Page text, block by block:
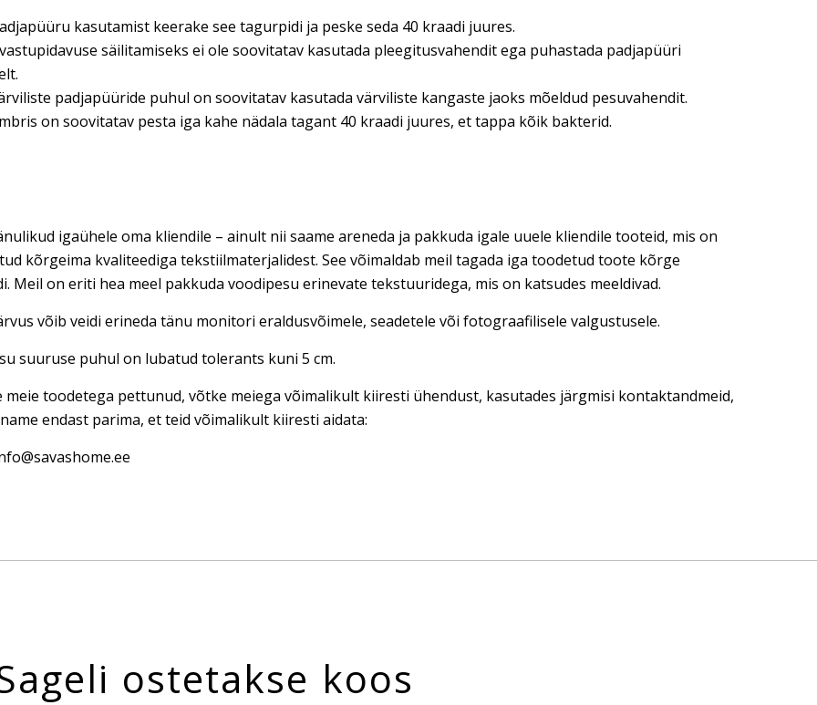
kasutamist keerake see tagurpidi ja peske seda 40 kraadi juures.
säilitamiseks ei ole soovitatav kasutada pleegitusvahendit ega puhastada padjapüüri
padjapüüride puhul on soovitatav kasutada värviliste kangaste jaoks mõeldud pesuvahendit.
on soovitatav pesta iga kahe nädala tagant 40 kraadi juures, et tappa kõik bakterid.
igaühele oma kliendile – ainult nii saame areneda ja pakkuda igale uuele kliendile tooteid, mis on
kõrgeima kvaliteediga tekstiilmaterjalidest. See võimaldab meil tagada iga toodetud toote kõrge
Meil on eriti hea meel pakkuda voodipesu erinevate tekstuuridega, mis on katsudes meeldivad.
võib veidi erineda tänu monitori eraldusvõimele, seadetele või fotograafilisele valgustusele.
suuruse puhul on lubatud tolerants kuni 5 cm.
meie toodetega pettunud, võtke meiega võimalikult kiiresti ühendust, kasutades järgmisi kontaktandmeid,
endast parima, et teid võimalikult kiiresti aidata:
ostetakse koos